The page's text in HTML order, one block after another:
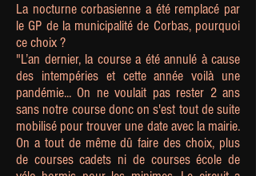
La nocturne corbasienne a été remplacé par
le GP de la municipalité de Corbas, pourquoi
ce choix ?
"L’an dernier, la course a été annulé à cause
des intempéries et cette année voilà une
pandémie... On ne voulait pas rester 2 ans
sans notre course donc on s'est tout de suite
mobilisé pour trouver une date avec la mairie.
On a tout de même dû faire des choix, plus
de courses cadets ni de courses école de